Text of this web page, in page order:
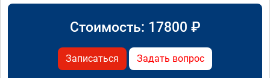
Стоимость: 17800 ₽
Записаться Задать вопрос